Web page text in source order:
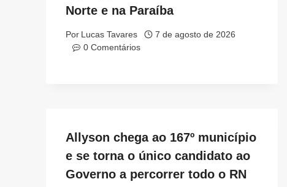
Norte e na Paraíba
Por Lucas Tavares
7 de agosto de 2026
0 Comentários
Allyson chega ao 167º município
e se torna o único candidato ao
Governo a percorrer todo o RN